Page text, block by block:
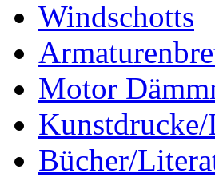
Windschotts
Motor
Bücher/